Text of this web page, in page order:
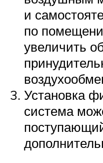
и
по
увеличить
Установка
система